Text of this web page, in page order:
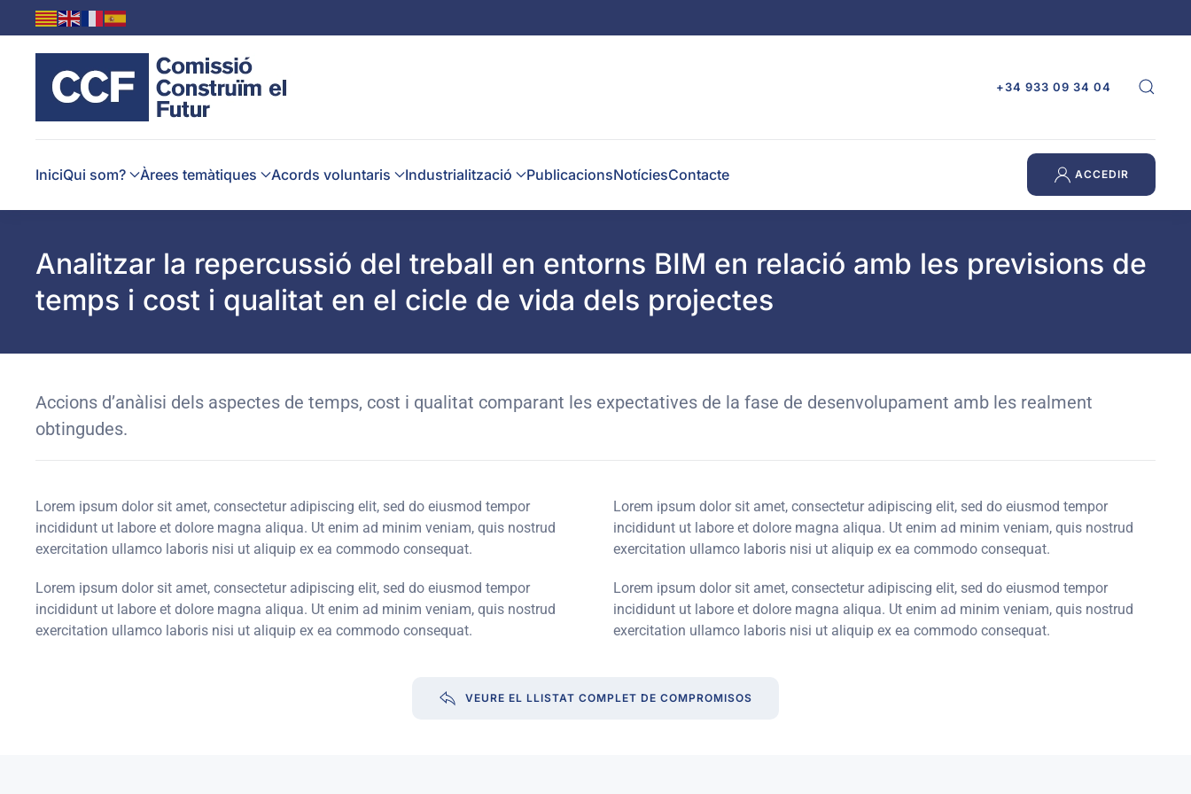
Skip to main content
+34 933 09 34 04
IniciQui som? Àrees temàtiques Acords voluntaris Industrialització PublicacionsNotíciesContacte ACCEDIR
Analitzar la repercussió del treball en entorns BIM en relació amb les previsions de
temps i cost i qualitat en el cicle de vida dels projectes
Accions d’anàlisi dels aspectes de temps, cost i qualitat comparant les expectatives de la fase de desenvolupament amb les realment
obtingudes.
Lorem ipsum dolor sit amet, consectetur adipiscing elit, sed do eiusmod tempor
incididunt ut labore et dolore magna aliqua. Ut enim ad minim veniam, quis nostrud
exercitation ullamco laboris nisi ut aliquip ex ea commodo consequat.
Lorem ipsum dolor sit amet, consectetur adipiscing elit, sed do eiusmod tempor
incididunt ut labore et dolore magna aliqua. Ut enim ad minim veniam, quis nostrud
exercitation ullamco laboris nisi ut aliquip ex ea commodo consequat.
Lorem ipsum dolor sit amet, consectetur adipiscing elit, sed do eiusmod tempor
incididunt ut labore et dolore magna aliqua. Ut enim ad minim veniam, quis nostrud
exercitation ullamco laboris nisi ut aliquip ex ea commodo consequat.
Lorem ipsum dolor sit amet, consectetur adipiscing elit, sed do eiusmod tempor
incididunt ut labore et dolore magna aliqua. Ut enim ad minim veniam, quis nostrud
exercitation ullamco laboris nisi ut aliquip ex ea commodo consequat.
VEURE EL LLISTAT COMPLET DE COMPROMISOS